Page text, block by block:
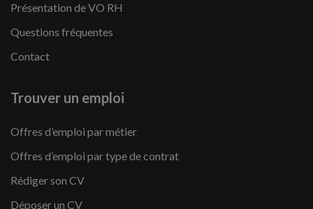
Présentation de VO RH
Questions fréquentes
Contact
Trouver un emploi
Offres d’emploi par métier
Offres d’emploi par type de contrat
Rédiger son CV
Déposer un CV